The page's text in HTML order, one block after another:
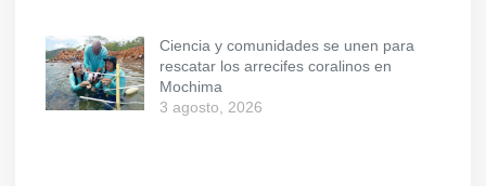
Ciencia y comunidades se unen para
rescatar los arrecifes coralinos en
Mochima
3 agosto, 2026